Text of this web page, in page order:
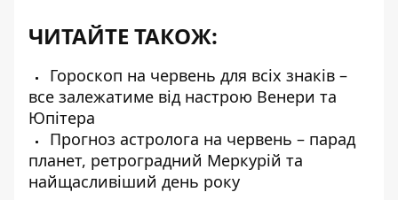
ЧИТАЙТЕ ТАКОЖ:
Гороскоп на червень для всіх знаків –
все залежатиме від настрою Венери та
Юпітера
Прогноз астролога на червень – парад
планет, ретроградний Меркурій та
найщасливіший день року